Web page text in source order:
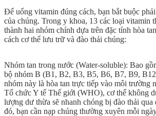
Để uống vitamin đúng cách, bạn bắt buộc
của chúng. Trong y khoa, 13 các loại vitamin
thành hai nhóm chính dựa trên đặc tính hòa
cách cơ thể lưu trữ và đào thải chúng:
Nhóm tan trong nước (Water-soluble): Bao
bộ nhóm B (B1, B2, B3, B5, B6, B7, B9,
nhóm này là hòa tan trực tiếp vào môi trường
Tổ chức Y tế Thế giới (WHO), cơ thể không
lượng dư thừa sẽ nhanh chóng bị đào thải
đó, bạn cần nạp chúng thường xuyên mỗi